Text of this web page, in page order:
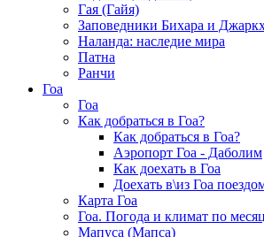
Гая (Гайя)
Заповедники Бихара и
Наланда: наследие мира
Патна
Ранчи
Гоа
Гоа
Как добраться в Гоа?
Как добраться в Гоа?
Аэропорт Гоа - Даболим
Как доехать в Гоа
Доехать в\из Гоа
Карта Гоа
Гоа. Погода и климат по
Мапуса (Мапса)